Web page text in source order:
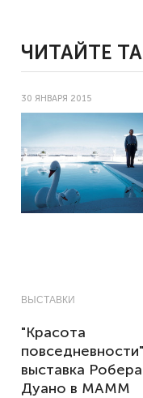
ЧИТАЙТЕ
30 ЯНВАРЯ 2015
ВЫСТАВКИ
"Красота
выставка Робера
Дуано в МАММ